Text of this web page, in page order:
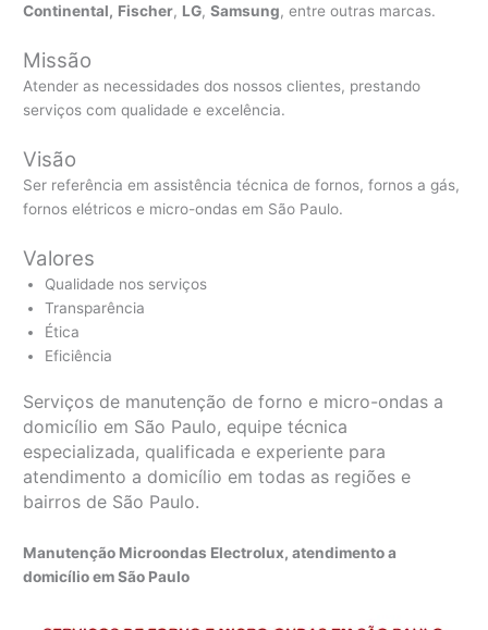
Continental, Fischer, LG,Samsung, entre outras marcas.
Missão
Atender as necessidades dos nossos clientes, prestando
serviços com qualidade e excelência.
Visão
Ser referência em assistência técnica de fornos, fornos a gás,
fornos elétricos e micro-ondas em São Paulo.
Valores
Qualidade nos serviços
Transparência
Ética
Eficiência
Serviços de manutenção de forno e micro-ondas a
domicílio em São Paulo, equipe técnica
especializada, qualificada e experiente para
atendimento a domicílio em todas as regiões e
bairros de São Paulo.
Manutenção Microondas Electrolux, atendimento a
domicílio em São Paulo